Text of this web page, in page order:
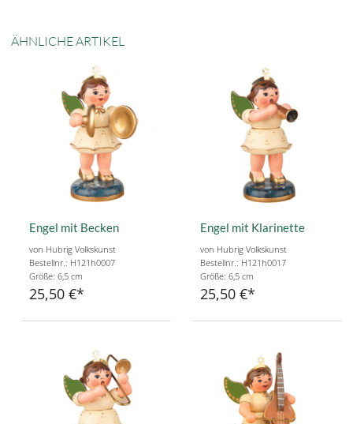
ÄHNLICHE ARTIKEL
Engel mit Becken
von Hubrig Volkskunst
Bestellnr.: H121h0007
Größe: 6,5 cm
25,50 €
Engel mit Klarinette
von Hubrig Volkskunst
Bestellnr.: H121h0017
Größe: 6,5 cm
25,50 €